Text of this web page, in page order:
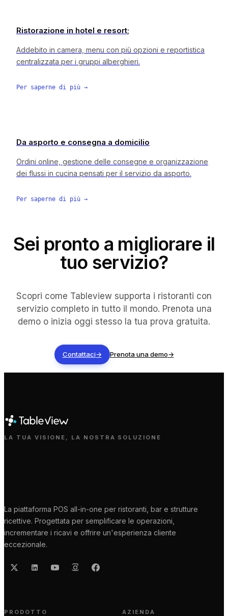
Ristorazione in hotel e resort;
Addebito in camera, menu con più opzioni e reportistica
centralizzata per i gruppi alberghieri.
Per saperne di più →
Da asporto e consegna a domicilio
Ordini online, gestione delle consegne e organizzazione
dei flussi in cucina pensati per il servizio da asporto.
Per saperne di più →
Sei pronto a migliorare il
tuo servizio?
Scopri come Tableview supporta i ristoranti con
servizio completo in tutto il mondo. Prenota una
demo o inizia oggi stesso la tua prova gratuita.
Contattaci→ Prenota una demo→
LA TUA VISIONE, LA NOSTRA SOLUZIONE
La piattaforma POS all-in-one per ristoranti, bar e strutture
ricettive. Progettata per semplificare le operazioni,
incrementare i ricavi e offrire un'esperienza cliente
eccezionale.
PRODOTTO AZIENDA